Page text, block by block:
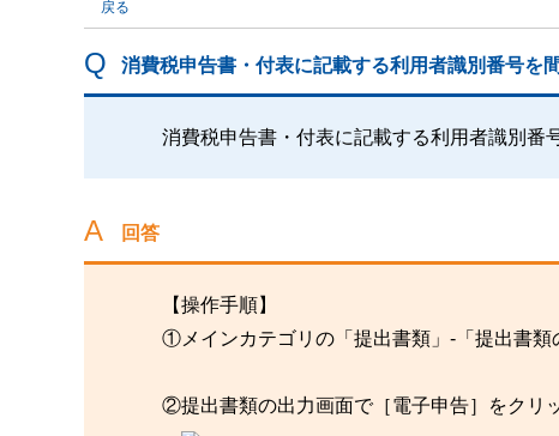
戻る
消費税申告書・付表に記載する利用者識別番号を
消費税申告書・付表に記載する利用者識別番
回答
【操作手順】
①メインカテゴリの「提出書類」-「提出書類
②提出書類の出力画面で［電子申告］をクリ